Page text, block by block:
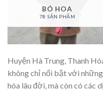
BÓ HOA
78 SẢN PHẨM
Huyện Hà Trung, Thanh
không chỉ nổi bật với
hóa lâu đời, mà còn có các